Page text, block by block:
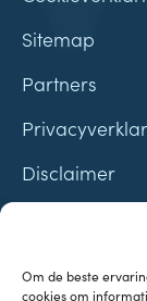
Om de beste
cookies om
Sitemap
Partners
Disclaimer